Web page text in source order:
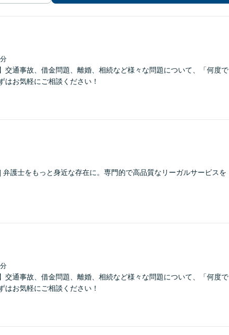
交通事故、借金問題、離婚、相続など様々な問題について、「何度で
はお気軽にご相談ください！
護士をもっと身近な存在に。専門的で高品質なリーガルサービスを
交通事故、借金問題、離婚、相続など様々な問題について、「何度で
はお気軽にご相談ください！